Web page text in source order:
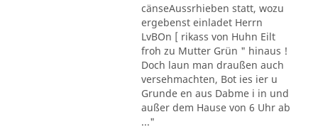
cänseAussrhieben statt, wozu
ergebenst einladet Herrn
LvBOn [ rikass von Huhn Eilt
froh zu Mutter Grün " hinaus !
Doch laun man draußen auch
versehmachten, Bot ies ier u
Grunde en aus Dabme i in und
außer dem Hause von 6 Uhr ab
..."